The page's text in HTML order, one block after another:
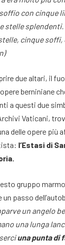
con cinque
stelle
cinque
due altari, il
berniniane
a questi due
Vaticani,
delle opere più
l’Estasi di
gruppo
passo
un angelo
una lunga
una punta di